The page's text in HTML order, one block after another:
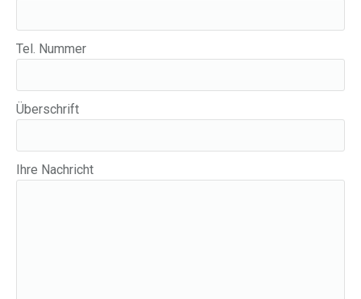
Tel. Nummer
Überschrift
Ihre Nachricht